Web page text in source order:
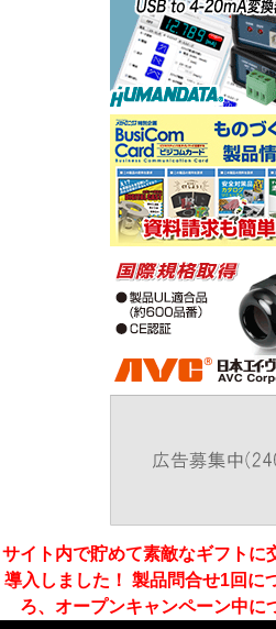
サイト内で貯めて素敵なギフトに
導入しました！ 製品問合せ1回に
ろ、オープンキャンペーン中